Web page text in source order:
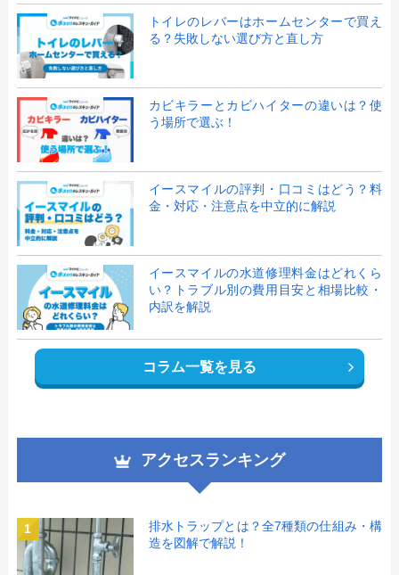
トイレのレバーはホームセンターで買え
る？失敗しない選び方と直し方
カビキラーとカビハイターの違いは？使
う場所で選ぶ！
イースマイルの評判・口コミはどう？料
金・対応・注意点を中立的に解説
イースマイルの水道修理料金はどれくら
い？トラブル別の費用目安と相場比較・
内訳を解説
コラム一覧を見る
アクセスランキング
1
排水トラップとは？全7種類の仕組み・構
造を図解で解説！